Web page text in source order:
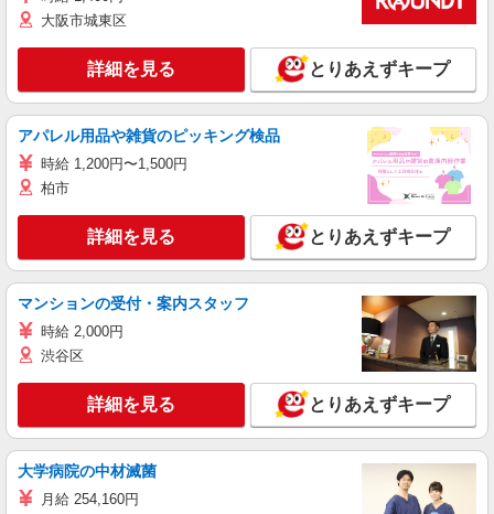
大阪市城東区
詳細を見る とりあえずキープ
アパレル用品や雑貨のピッキング検品
時給 1,200円〜1,500円
柏市
詳細を見る とりあえずキープ
マンションの受付・案内スタッフ
時給 2,000円
渋谷区
詳細を見る とりあえずキープ
大学病院の中材滅菌
月給 254,160円